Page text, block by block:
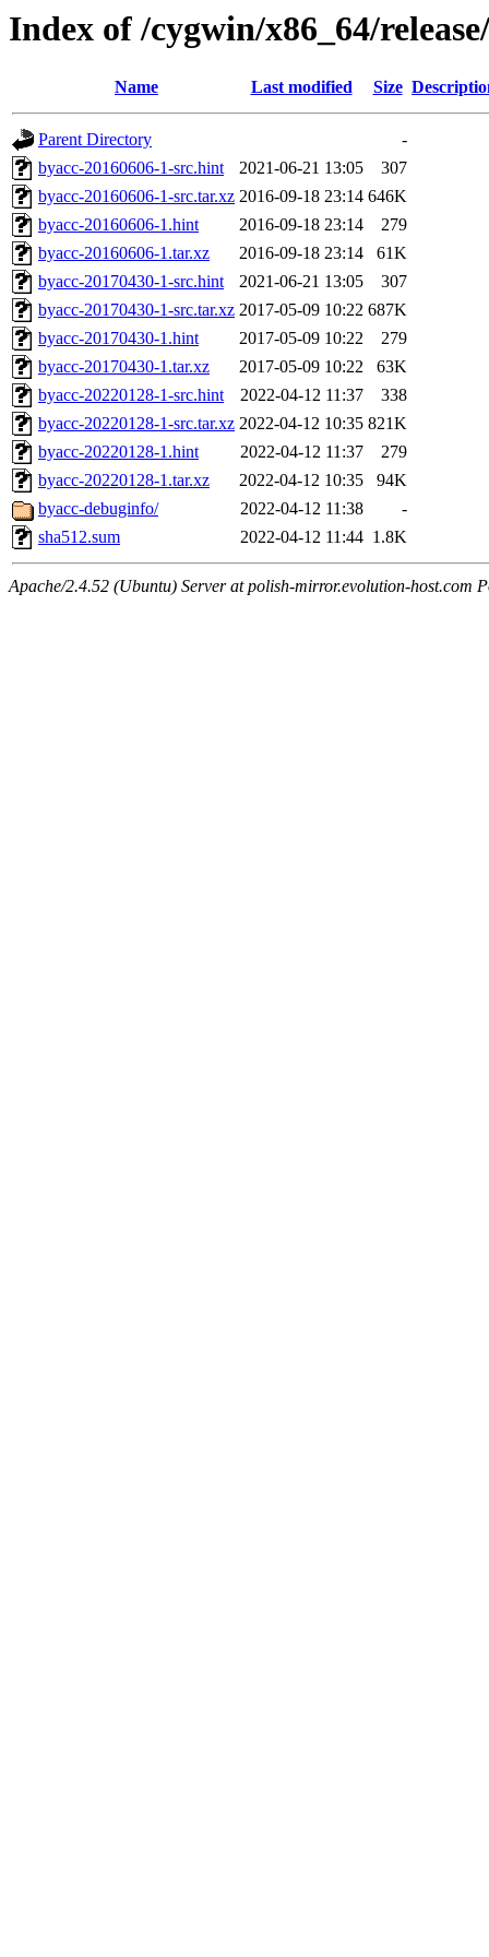
Index of /cygwin/x86_64/
Name Last modified Size
Parent Directory
-
byacc-20160606-1-src.hint
2021-06-21 13:05
307
byacc-20160606-1-src.tar.xz 2016-09-18 23:14 646K
byacc-20160606-1.hint
2016-09-18 23:14
279
byacc-20160606-1.tar.xz
2016-09-18 23:14
61K
byacc-20170430-1-src.hint
2021-06-21 13:05
307
byacc-20170430-1-src.tar.xz 2017-05-09 10:22 687K
byacc-20170430-1.hint
2017-05-09 10:22
279
byacc-20170430-1.tar.xz
2017-05-09 10:22
63K
byacc-20220128-1-src.hint
2022-04-12 11:37
338
byacc-20220128-1-src.tar.xz 2022-04-12 10:35 821K
byacc-20220128-1.hint
2022-04-12 11:37
279
byacc-20220128-1.tar.xz
2022-04-12 10:35
94K
byacc-debuginfo/
2022-04-12 11:38
-
sha512.sum
2022-04-12 11:44 1.8K
Apache/2.4.52 (Ubuntu) Server at polish-mirror.evolution-host.com